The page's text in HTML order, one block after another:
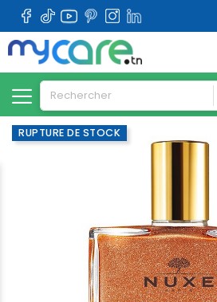
RUPTURE DE STOCK